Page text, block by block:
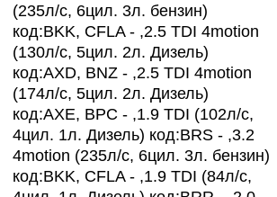
(235л/с, 6цил. 3л. бензин)
код:BKK, CFLA - ,2.5 TDI 4motion
(130л/с, 5цил. 2л. Дизель)
код:AXD, BNZ - ,2.5 TDI 4motion
(174л/с, 5цил. 2л. Дизель)
код:AXE, BPC - ,1.9 TDI (102л/с,
4цил. 1л. Дизель) код:BRS - ,3.2
4motion (235л/с, 6цил. 3л. бензин)
код:BKK, CFLA - ,1.9 TDI (84л/с,